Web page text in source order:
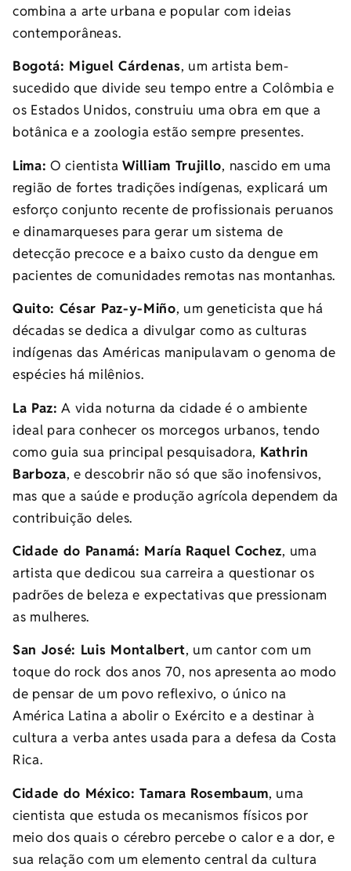
combina a arte urbana e popular com ideias
contemporâneas.
Bogotá: Miguel Cárdenas, um artista bem-
sucedido que divide seu tempo entre a Colômbia e
os Estados Unidos, construiu uma obra em que a
botânica e a zoologia estão sempre presentes.
Lima: O cientistaWilliam Trujillo, nascido em uma
região de fortes tradições indígenas, explicará um
esforço conjunto recente de profissionais peruanos
e dinamarqueses para gerar um sistema de
detecção precoce e a baixo custo da dengue em
pacientes de comunidades remotas nas montanhas.
Quito: César Paz-y-Miño, um geneticista que há
décadas se dedica a divulgar como as culturas
indígenas das Américas manipulavam o genoma de
espécies há milênios.
La Paz: A vida noturna da cidade é o ambiente
ideal para conhecer os morcegos urbanos, tendo
como guia sua principal pesquisadora, Kathrin
Barboza, e descobrir não só que são inofensivos,
mas que a saúde e produção agrícola dependem da
contribuição deles.
Cidade do Panamá: María Raquel Cochez, uma
artista que dedicou sua carreira a questionar os
padrões de beleza e expectativas que pressionam
as mulheres.
San José: Luis Montalbert, um cantor com um
toque do rock dos anos 70, nos apresenta ao modo
de pensar de um povo reflexivo, o único na
América Latina a abolir o Exército e a destinar à
cultura a verba antes usada para a defesa da Costa
Rica.
Cidade do México: Tamara Rosembaum, uma
cientista que estuda os mecanismos físicos por
meio dos quais o cérebro percebe o calor e a dor, e
sua relação com um elemento central da cultura